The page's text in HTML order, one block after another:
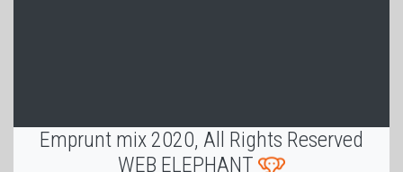
Emprunt mix 2020, All Rights Reserved
WEB ELEPHANT